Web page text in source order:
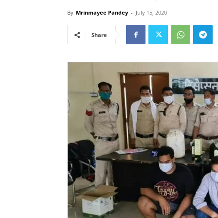
By Mrinmayee Pandey - July 15, 2020
Share